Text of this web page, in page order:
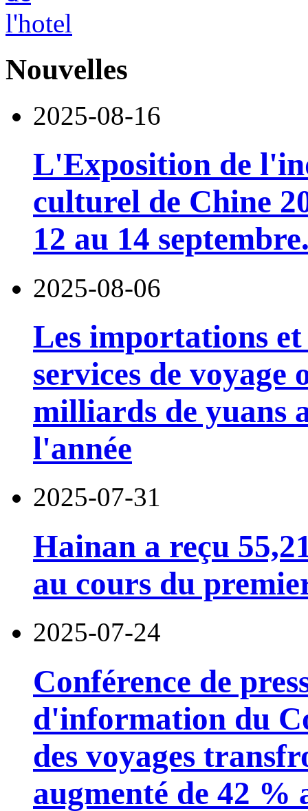
Nouvelles
2025-08-16
L'Exposition de
culturel de Chine
12 au 14
2025-08-06
Les importations
services de voyage
milliards de yuans
l'année
2025-07-31
Hainan a reçu
au cours du
2025-07-24
Conférence de
d'information du
des voyages
augmenté de 42 %